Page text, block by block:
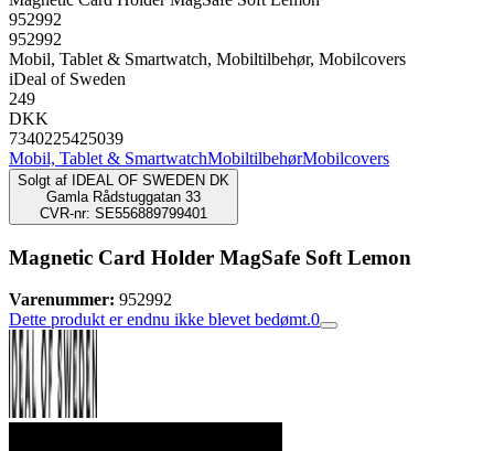
952992
952992
Mobil, Tablet & Smartwatch, Mobiltilbehør, Mobilcovers
iDeal of Sweden
249
DKK
7340225425039
Mobil, Tablet & SmartwatchMobiltilbehørMobilcovers
Solgt af
IDEAL OF SWEDEN DK
Gamla Rådstuggatan 33
CVR-nr: SE556889799401
Magnetic Card Holder MagSafe Soft Lemon
Varenummer: 952992
Dette produkt er endnu ikke blevet bedømt.0